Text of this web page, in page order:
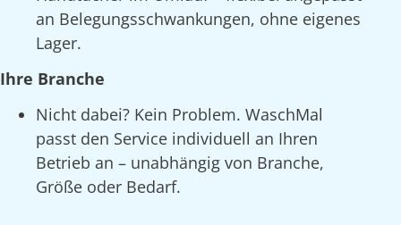
an Belegungsschwankungen, ohne eigenes
Lager.
Ihre Branche
Nicht dabei? Kein Problem. WaschMal
passt den Service individuell an Ihren
Betrieb an – unabhängig von Branche,
Größe oder Bedarf.